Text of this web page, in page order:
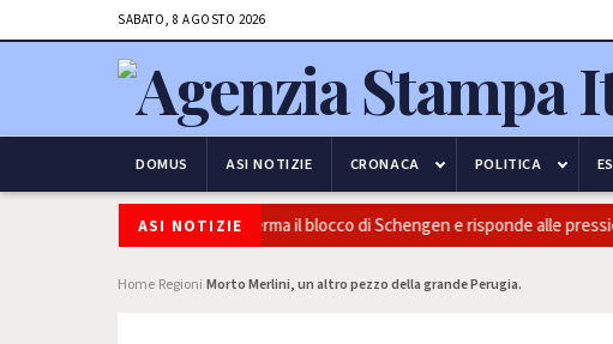
SABATO, 8 AGOSTO 2026
DOMUS ASI NOTIZIE CRONACA POLITICA
ASI NOTIZIE
e frontiere: l’Italia conferma il blocco di Schengen e risponde alle pressioni
Home Regioni Morto Merlini, un altro pezzo della grande Perugia.